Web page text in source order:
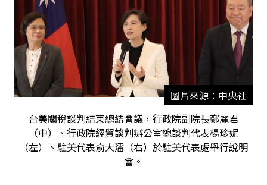
圖片來源：中央社
台美關稅談判結束總結會議，行政院副院長鄭麗君
（中）、行政院經貿談判辦公室總談判代表楊珍妮
（左）、駐美代表俞大㵢（右）於駐美代表處舉行說明
會。